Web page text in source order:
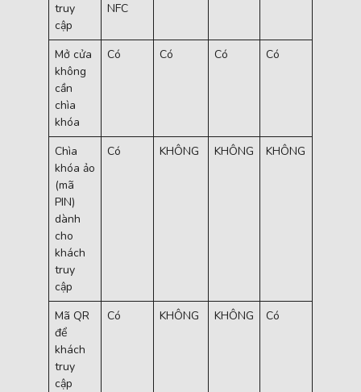
truy
cập
NFC
Mở cửa
không
cần
chìa
khóa
Có Có Có Có
Chìa
khóa ảo
(mã
PIN)
dành
cho
khách
truy
cập
Có KHÔNG KHÔNG KHÔNG
Mã QR
để
khách
truy
cập
Có KHÔNG KHÔNG Có